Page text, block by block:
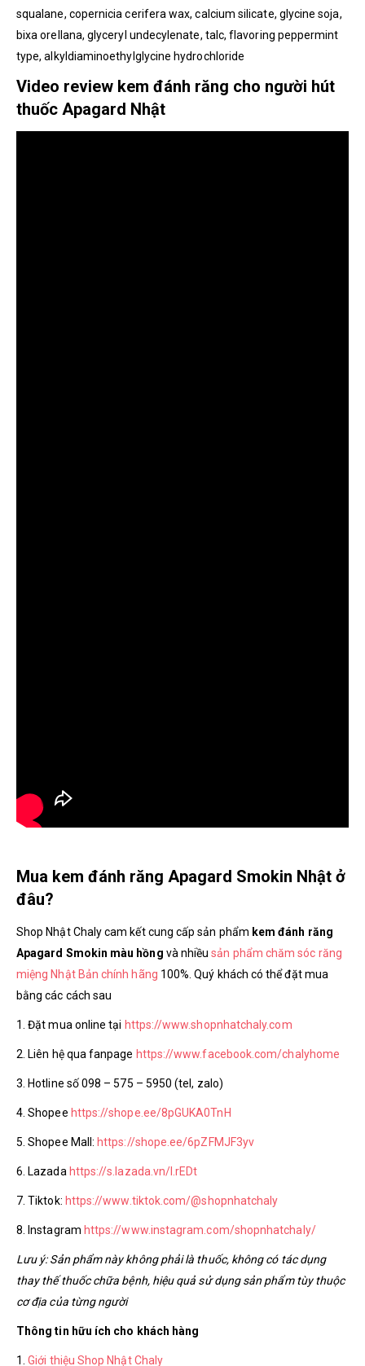
squalane, copernicia cerifera wax, calcium silicate, glycine soja,
bixa orellana, glyceryl undecylenate, talc, flavoring peppermint
type, alkyldiaminoethylglycine hydrochloride
Video review kem đánh răng cho người hút
thuốc Apagard Nhật
Mua kem đánh răng Apagard Smokin Nhật ở
đâu?
Shop Nhật Chaly cam kết cung cấp sản phẩm kem đánh răng
Apagard Smokin màu hồng và nhiềusản phẩm chăm sóc răng
miệng Nhật Bản chính hãng 100%. Quý khách có thể đặt mua
bằng các cách sau
1. Đặt mua online tại https://www.shopnhatchaly.com
2. Liên hệ qua fanpage https://www.facebook.com/chalyhome
3. Hotline số 098 – 575 – 5950 (tel, zalo)
4. Shopee https://shope.ee/8pGUKA0TnH
5. Shopee Mall: https://shope.ee/6pZFMJF3yv
6. Lazada https://s.lazada.vn/l.rEDt
7. Tiktok: https://www.tiktok.com/@shopnhatchaly
8. Instagram https://www.instagram.com/shopnhatchaly/
Lưu ý: Sản phẩm này không phải là thuốc, không có tác dụng
thay thế thuốc chữa bệnh, hiệu quả sử dụng sản phẩm tùy thuộc
cơ địa của từng người
Thông tin hữu ích cho khách hàng
1.Giới thiệu Shop Nhật Chaly